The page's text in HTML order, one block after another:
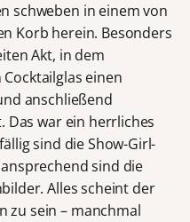
schweben in einem von
Korb herein. Besonders
Akt, in dem
einen
anschließend
Das war ein herrliches
sind die Show-Girl-
sind die
Alles scheint der
zu sein – manchmal